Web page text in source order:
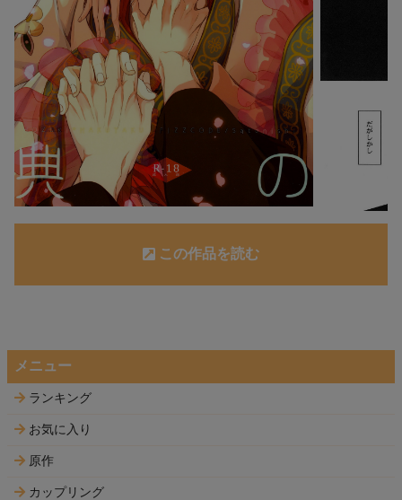
この作品を読む
メニュー
ランキング
お気に入り
原作
カップリング